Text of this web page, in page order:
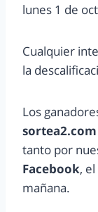
lunes 1 de
Cualquier
la
Los
sortea2.com
tanto por
Facebook,
mañana.